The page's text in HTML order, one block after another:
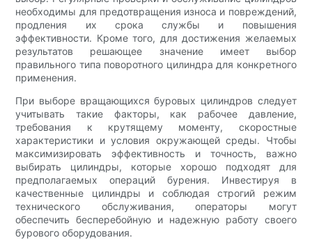
необходимы для предотвращения износа и повреждений,
продления их срока службы и повышения
эффективности. Кроме того, для достижения желаемых
результатов решающее значение имеет выбор
правильного типа поворотного цилиндра для конкретного
применения.
При выборе вращающихся буровых цилиндров следует
учитывать такие факторы, как рабочее давление,
требования к крутящему моменту, скоростные
характеристики и условия окружающей среды. Чтобы
максимизировать эффективность и точность, важно
выбирать цилиндры, которые хорошо подходят для
предполагаемых операций бурения. Инвестируя в
качественные цилиндры и соблюдая строгий режим
технического обслуживания, операторы могут
обеспечить бесперебойную и надежную работу своего
бурового оборудования.